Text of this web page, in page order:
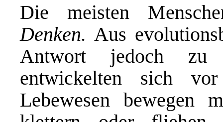
Die meisten
Denken. Aus
Antwort jedoch zu
entwickelten sich
Lebewesen bewegen